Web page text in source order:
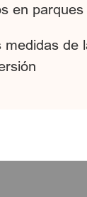
en parques
de